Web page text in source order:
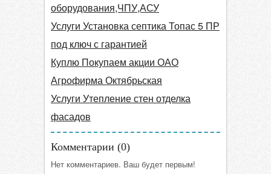
оборудования,ЧПУ,АСУ
Услуги Установка септика Топас 5 ПР
под ключ с гарантией
Куплю Покупаем акции ОАО
Агрофирма Октябрьская
Услуги Утепление стен отделка
фасадов
Комментарии (0)
Нет комментариев. Ваш будет первым!